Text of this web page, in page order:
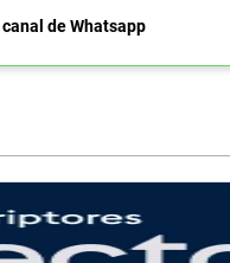
de Whatsapp